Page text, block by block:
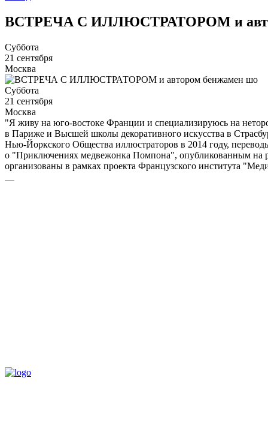
ВСТРЕЧА С ИЛЛЮСТРАТОРОМ и
Суббота
21 сентября
Москва
Суббота
21 сентября
Москва
"Я живу на юго-востоке Франции и специализируюсь на
в Париже и Высшей школы декоративного искусства в
Нью-Йоркского Общества иллюстраторов в 2014 году,
о "Приключениях медвежонка Помпона", опубликованным на
организованы в рамках проекта Французского института